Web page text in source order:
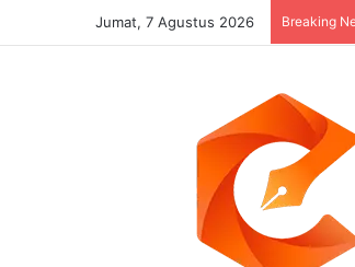
Jumat, 7 Agustus 2026 Breaking